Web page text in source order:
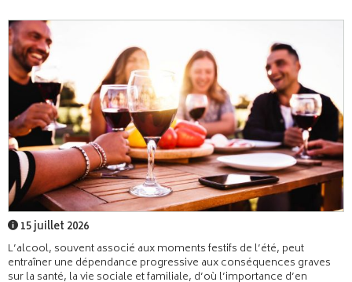
15 juillet 2026
L’alcool, souvent associé aux moments festifs de l’été, peut
entraîner une dépendance progressive aux conséquences graves
sur la santé, la vie sociale et familiale, d’où l’importance d’en